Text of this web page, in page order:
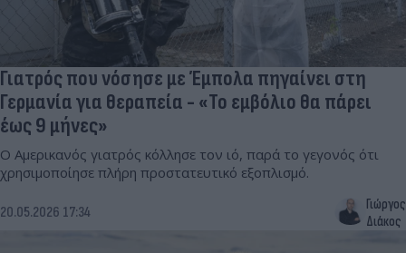
Γιατρός που νόσησε με Έμπολα πηγαίνει στη
Γερμανία για θεραπεία - «Το εμβόλιο θα πάρει
έως 9 μήνες»
Ο Αμερικανός γιατρός κόλλησε τον ιό, παρά το γεγονός ότι
χρησιμοποίησε πλήρη προστατευτικό εξοπλισμό.
20.05.2026 17:34
Γιώργος
Διάκος